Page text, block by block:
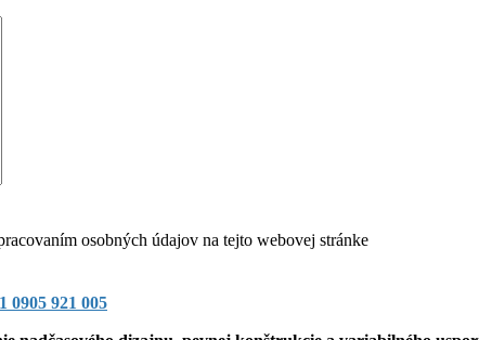
osobných údajov na tejto webovej stránke
0905 921 005